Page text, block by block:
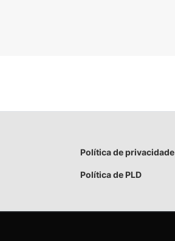
Política de privacidade
Política de PLD